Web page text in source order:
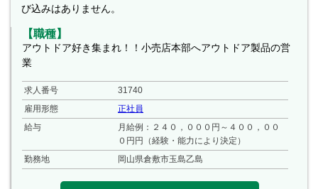
び込みはありません。
【職種】
アウトドア好き集まれ！！小売店本部へアウトドア製品の営
業
求人番号
31740
雇用形態
正社員
給与
月給例：２４０，０００円～４００，００
０円円（経験・能力により決定）
勤務地
岡山県倉敷市玉島乙島